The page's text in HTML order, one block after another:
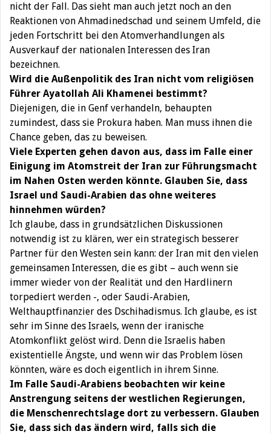
nicht der Fall. Das sieht man auch jetzt noch an den
Reaktionen von Ahmadinedschad und seinem Umfeld, die
jeden Fortschritt bei den Atomverhandlungen als
Ausverkauf der nationalen Interessen des Iran
bezeichnen.
Wird die Außenpolitik des Iran nicht vom religiösen
Führer Ayatollah Ali Khamenei bestimmt?
Diejenigen, die in Genf verhandeln, behaupten
zumindest, dass sie Prokura haben. Man muss ihnen die
Chance geben, das zu beweisen.
Viele Experten gehen davon aus, dass im Falle einer
Einigung im Atomstreit der Iran zur Führungsmacht
im Nahen Osten werden könnte. Glauben Sie, dass
Israel und Saudi-Arabien das ohne weiteres
hinnehmen würden?
Ich glaube, dass in grundsätzlichen Diskussionen
notwendig ist zu klären, wer ein strategisch besserer
Partner für den Westen sein kann: der Iran mit den vielen
gemeinsamen Interessen, die es gibt – auch wenn sie
immer wieder von der Realität und den Hardlinern
torpediert werden -, oder Saudi-Arabien,
Welthauptfinanzier des Dschihadismus. Ich glaube, es ist
sehr im Sinne des Israels, wenn der iranische
Atomkonflikt gelöst wird. Denn die Israelis haben
existentielle Ängste, und wenn wir das Problem lösen
könnten, wäre es doch eigentlich in ihrem Sinne.
Im Falle Saudi-Arabiens beobachten wir keine
Anstrengung seitens der westlichen Regierungen,
die Menschenrechtslage dort zu verbessern. Glauben
Sie, dass sich das ändern wird, falls sich die